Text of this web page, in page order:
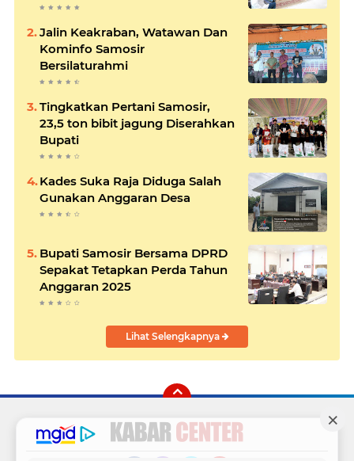
Jalin Keakraban, Watawan Dan
Kominfo Samosir
Bersilaturahmi
Tingkatkan Pertani Samosir,
23,5 ton bibit jagung Diserahkan
Bupati
Kades Suka Raja Diduga Salah
Gunakan Anggaran Desa
Bupati Samosir Bersama DPRD
Sepakat Tetapkan Perda Tahun
Anggaran 2025
Lihat Selengkapnya